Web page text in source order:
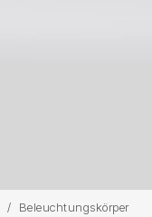
/
Beleuchtungskörper